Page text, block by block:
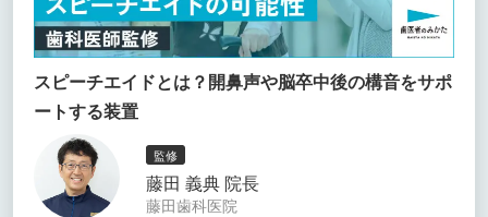
スピーチエイドとは？開鼻声や脳卒中後の構音をサポ
ートする装置
監修
藤田 義典 院長
藤田歯科医院